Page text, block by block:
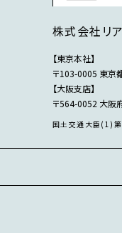
株式会社リ
【東京本社】
〒103-0005 東京
【大阪支店】
〒564-0052 大阪
国土交通大臣(1)